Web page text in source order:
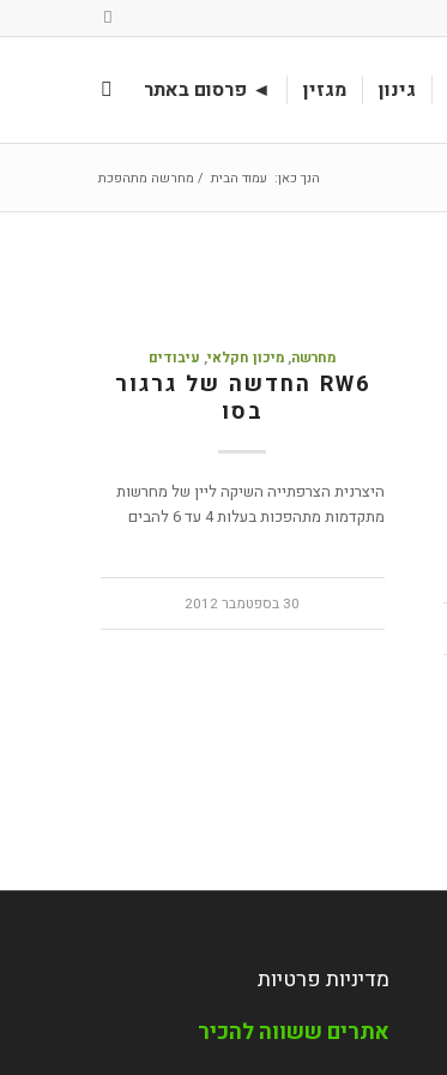
גינון מגזין ◄ פרסום באתר
הנך כאן: עמוד הבית / מחרשה מתהפכת
מחרשה, מיכון חקלאי, עיבודים
RW6 החדשה של גרגור
בסו
היצרנית הצרפתייה השיקה ליין של מחרשות
מתקדמות מתהפכות בעלות 4 עד 6 להבים
30 בספטמבר 2012
מדיניות פרטיות
אתרים ששווה להכיר